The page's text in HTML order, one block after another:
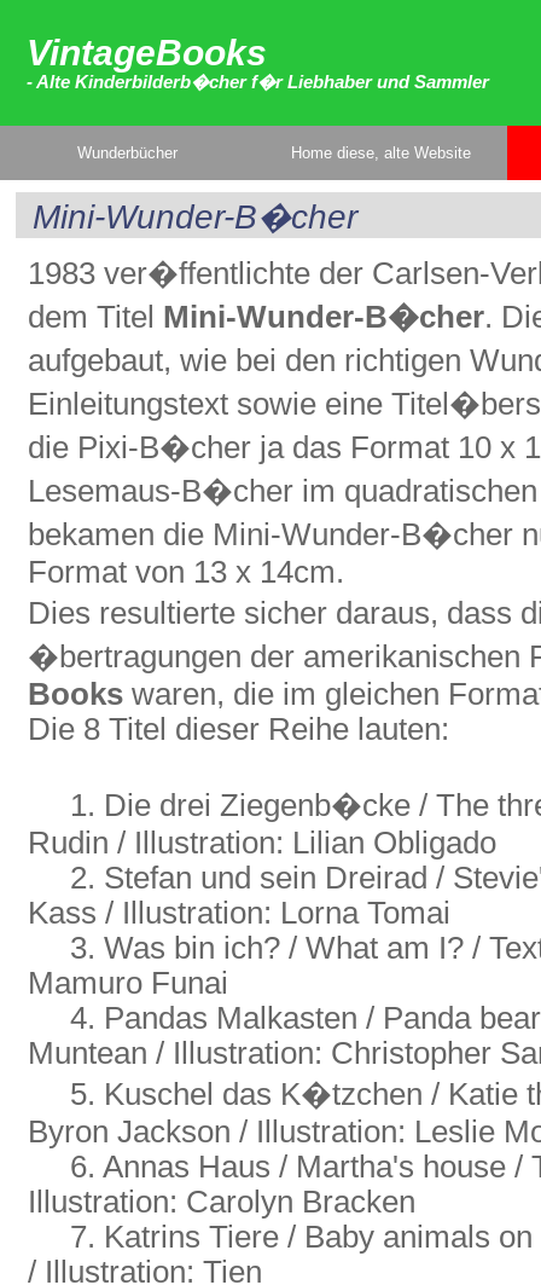
VintageBooks
- Alte Kinderbilderb�cher f�r Liebhaber und Sammler
Wunderbücher Home diese, alte Website
Mini-Wunder-B�cher
1983 ver�ffentlichte der Carlsen-
dem Titel Mini-Wunder-B�cher.
aufgebaut, wie bei den richtigen
Einleitungstext sowie eine
die Pixi-B�cher ja das Format 10 x
Lesemaus-B�cher im
bekamen die Mini-Wunder-B�cher
Format von 13 x 14cm.
Dies resultierte sicher daraus, dass
�bertragungen der amerikanischen
Books waren, die im gleichen
Die 8 Titel dieser Reihe lauten:
1. Die drei Ziegenb�cke / The
Rudin / Illustration: Lilian Obligado
2. Stefan und sein Dreirad /
Kass / Illustration: Lorna Tomai
3. Was bin ich? / What am I? /
Mamuro Funai
4. Pandas Malkasten / Panda
Muntean / Illustration: Christopher
5. Kuschel das K�tzchen / Katie
Byron Jackson / Illustration: Leslie
6. Annas Haus / Martha's house /
Illustration: Carolyn Bracken
7. Katrins Tiere / Baby animals on
/ Illustration: Tien